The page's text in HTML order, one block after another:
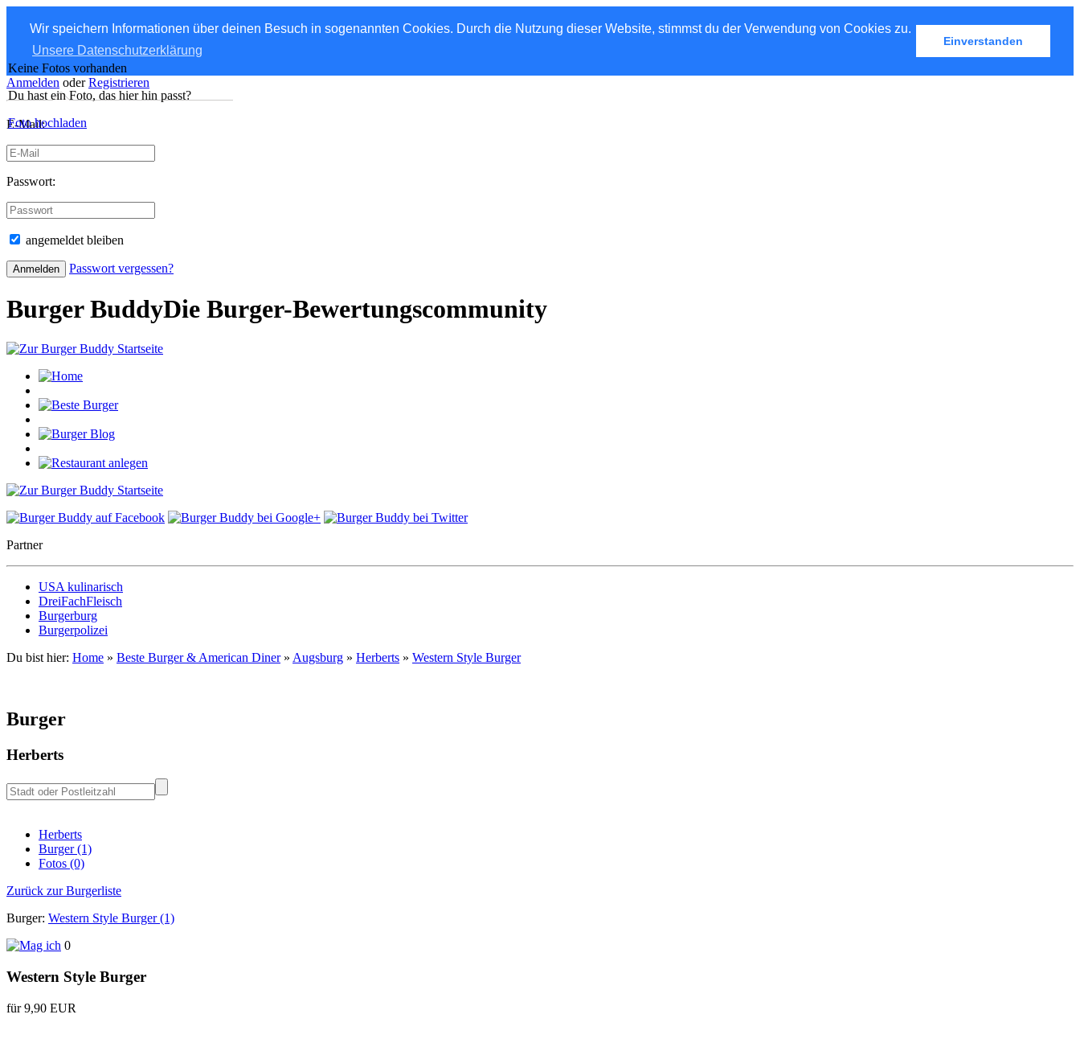
Wir speichern Informationen über deinen Besuch in sogenannten Cookies. Durch die Nutzung dieser Website, stimmst du der Verwendung von Cookies zu.
Unsere Datenschutzerklärung
Einverstanden
Anmelden oder Registrieren
E-Mail:
Passwort:
angemeldet bleiben
Passwort vergessen?
Burger BuddyDie Burger-Bewertungscommunity
Partner
USA kulinarisch
DreiFachFleisch
Burgerburg
Burgerpolizei
Du bist hier: Home » Beste Burger & American Diner» Augsburg » Herberts » Western Style Burger
Burger
Herberts
Herberts
Burger (1)
Fotos (0)
Zurück zur Burgerliste
Burger: Western Style Burger (1)
0
Western Style Burger
für 9,90 EUR
Keine Fotos vorhanden
Du hast ein Foto, das hier hin passt?
Foto hochladen